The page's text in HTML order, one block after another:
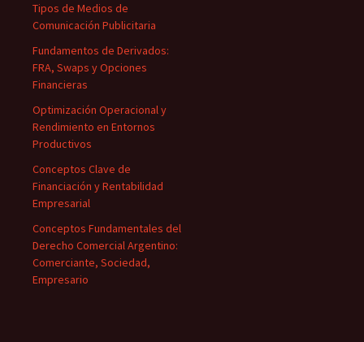
Tipos de Medios de
Comunicación Publicitaria
Fundamentos de Derivados:
FRA, Swaps y Opciones
Financieras
Optimización Operacional y
Rendimiento en Entornos
Productivos
Conceptos Clave de
Financiación y Rentabilidad
Empresarial
Conceptos Fundamentales del
Derecho Comercial Argentino:
Comerciante, Sociedad,
Empresario